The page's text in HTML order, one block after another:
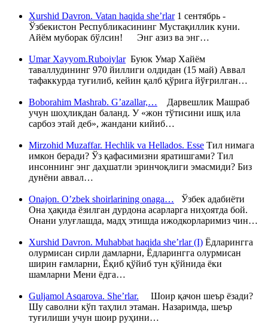
Xurshid Davron. Vatan haqida she’rlar1 сентябрь -
Ўзбекистон Республикасининг Мустақиллик куни.
Айём муборак бўлсин! Энг азиз ва энг…
Umar Xayyom.RuboiylarБуюк Умар Хайём
таваллудининг 970 йиллиги олдидан (15 май) Аввал
тафаккурда туғилиб, кейин қалб қўрига йўғрилган…
Boborahim Mashrab. G’azallar,… Дарвешлик Машраб
учун шоҳликдан баланд. У «жон тўтисини ишқ ила
сарбоз этай деб», жандани кийиб…
Mirzohid Muzaffar. Hechlik va Hellados. Esse Тил нимага
имкон беради? Ўз қафасимизни яратишгами? Тил
инсоннинг энг даҳшатли эринчоқлиги эмасмиди? Биз
дунёни аввал…
Onajon. O’zbek shoirlarining onaga… Ўзбек адабиёти
Она ҳақида ёзилган дурдона асарларга ниҳоятда бой.
Онани улуғлашда, мадҳ этишда ижодкорларимиз чин…
Xurshid Davron. Muhabbat haqida she’rlar (I) Ёдларингга
олурмисан сирли дамларни, Ёдларингга олурмисан
ширин ғамларни, Ёқиб қўйиб тун қўйнида ёки
шамларни Мени ёдга…
Guljamol Asqarova. She’rlar. Шоир қачон шеър ёзади?
Шу саволни кўп таҳлил этаман. Назаримда, шеър
туғилиши учун шоир руҳини…